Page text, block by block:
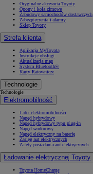
Oryginalne akcesoria Toyoty
Opony i koła zimowe
Zabudowy samochodów dostawczych
Zabezpieczenia i alarmy
Sklep Toyoty
Strefa klienta
Aplikacja MyToyota
Instrukcje obsługi
Aktualizacja map
System Bluetooth®
Karty Ratownicze
Technologie
Technologie
Elektromobilność
Lider elektromobilności
Napęd hybrydowy
Napęd hybrydowy typu plug-in
Napęd wodorowy
Napęd elektryczny na baterię
Zasięg aut elektrycznych
Zalety posiadania aut elektrycznych
Ładowanie elektrycznej Toyoty
Toyota HomeCharge